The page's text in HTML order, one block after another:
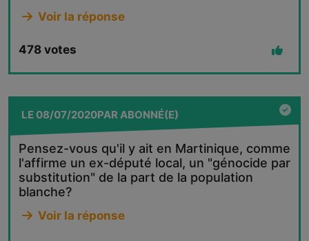
Voir la réponse
478 votes
LE08/07/2020PAR ABONNÉ(E)
Pensez-vous qu'il y ait en Martinique, comme
l'affirme un ex-député local, un "génocide par
substitution" de la part de la population
blanche?
Voir la réponse